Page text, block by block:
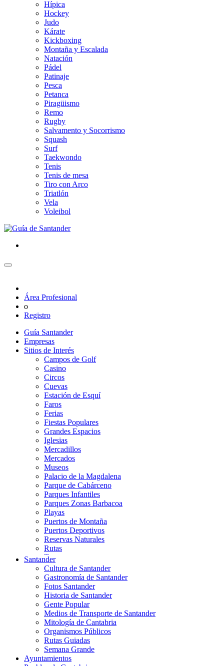
Hípica
Hockey
Judo
Kárate
Kickboxing
Montaña y Escalada
Natación
Pádel
Patinaje
Pesca
Petanca
Piragüismo
Remo
Rugby
Salvamento y Socorrismo
Squash
Surf
Taekwondo
Tenis
Tenis de mesa
Tiro con Arco
Triatlón
Vela
Voleibol
Área Profesional
o
Registro
Guía Santander
Empresas
Sitios de Interés
Campos de Golf
Casino
Circos
Cuevas
Estación de Esquí
Faros
Ferias
Fiestas Populares
Grandes Espacios
Iglesias
Mercadillos
Mercados
Museos
Palacio de la Magdalena
Parque de Cabárceno
Parques Infantiles
Parques Zonas Barbacoa
Playas
Puertos de Montaña
Puertos Deportivos
Reservas Naturales
Rutas
Teatros
Teléferico
Zoológicos
Santander
Cultura de Santander
Gastronomía de Santander
Fotos Santander
Historia de Santander
Gente Popular
Medios de Transporte de Santander
Mitología de Cantabria
Organismos Públicos
Rutas Guiadas
Semana Grande
Ayuntamientos